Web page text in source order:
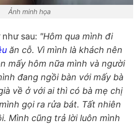
Ảnh minh họa
sau: "Hôm qua mình đi
ăn cỗ. Vì mình là khách nên
mấy hôm nữa mình và người
đang ngồi bàn với mấy bà
về ở với ai thì có bà mẹ chị
gọi ra rửa bát. Tất nhiên
Mình cũng trả lời luôn mình